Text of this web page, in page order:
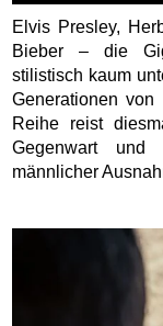
Elvis Presley,
Bieber – die
stilistisch kaum
Generationen
Reihe reist
Gegenwart und
männlicher